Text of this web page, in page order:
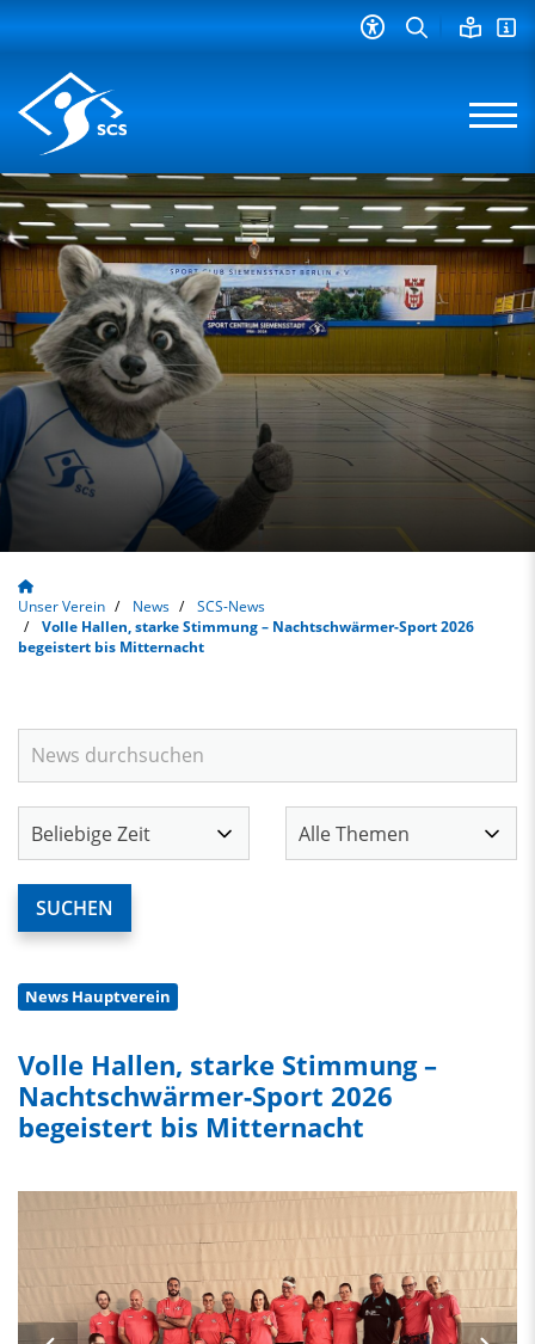
Unser Verein News
SCS-News
Volle Hallen, starke Stimmung – Nachtschwärmer-Sport 2026
begeistert bis Mitternacht
News Hauptverein
Volle Hallen, starke Stimmung –
Nachtschwärmer-Sport 2026
begeistert bis Mitternacht